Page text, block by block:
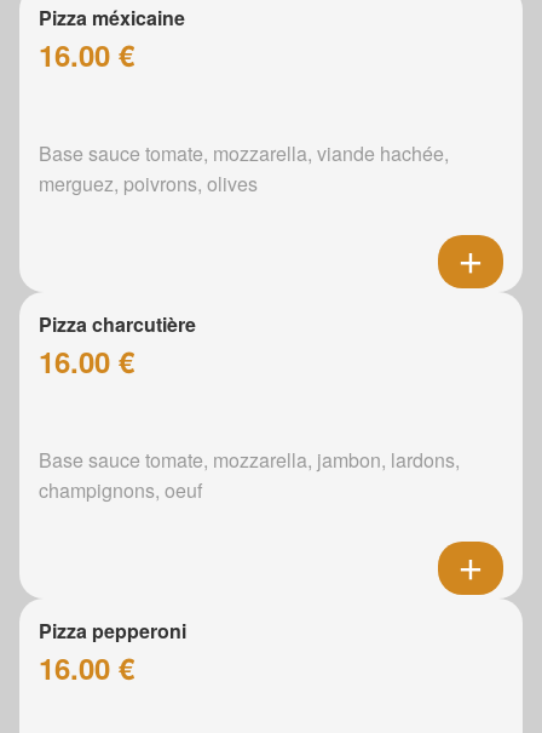
Pizza méxicaine
16.00 €
Base sauce tomate, mozzarella, viande hachée,
merguez, poivrons, olives
Pizza charcutière
16.00 €
Base sauce tomate, mozzarella, jambon, lardons,
champignons, oeuf
Pizza pepperoni
16.00 €